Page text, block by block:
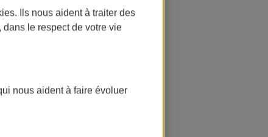
. Ils nous aident à traiter des
le respect de votre vie
nous aident à faire évoluer